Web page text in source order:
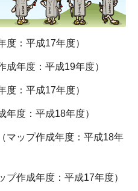
度：平成17年度）
成年度：平成19年度）
度：平成17年度）
年度：平成18年度）
（マップ作成年度：平成18年
プ作成年度：平成17年度）